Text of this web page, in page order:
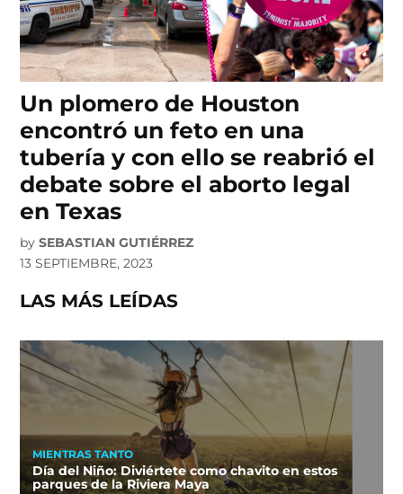
Un plomero de Houston
encontró un feto en una
tubería y con ello se reabrió el
debate sobre el aborto legal
en Texas
by SEBASTIAN GUTIÉRREZ
13 SEPTIEMBRE, 2023
LAS MÁS LEÍDAS
MIENTRAS TANTO
Día del Niño: Diviértete como chavito en estos
parques de la Riviera Maya